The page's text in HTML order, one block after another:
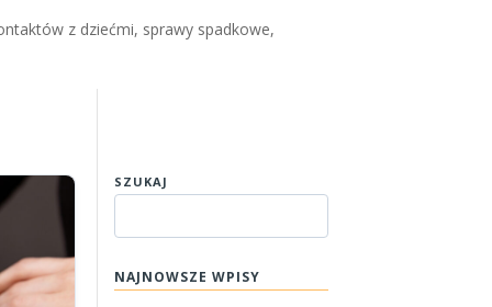
z dziećmi, sprawy spadkowe,
SZUKAJ
NAJNOWSZE WPISY